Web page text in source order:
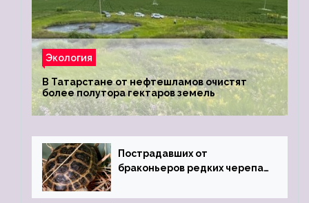
Экология
В Татарстане от нефтешламов очистят
более полутора гектаров земель
Пострадавших от
браконьеров редких черепах
зоопарк